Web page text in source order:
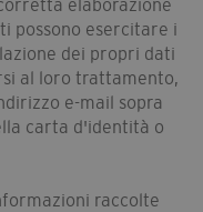
elaborazione
possono esercitare i
dei propri dati
al loro trattamento,
e-mail sopra
carta d'identità o
raccolte